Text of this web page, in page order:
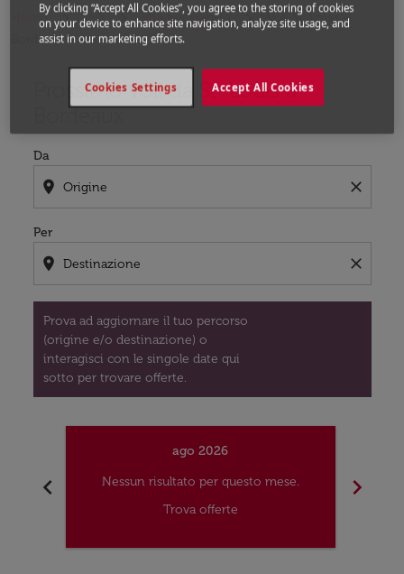
Home Voli Voli per Francia
Voli St. Louis -
Bordeaux
Prossimo voli da St. Louis a
Bordeaux
Da
location_on close
Per
location_on close
Prova ad aggiornare il tuo percorso
(origine e/o destinazione) o
interagisci con le singole date qui
sotto per trovare offerte.
Prova ad aggiornare il tuo percorso (origine e/o
chevron_left
ago 2026
Nessun risultato per questo mese.
Trova offerte
chevron_right
By clicking “Accept All Cookies”, you agree to the storing of cookies
on your device to enhance site navigation, analyze site usage, and
assist in our marketing efforts.
Accept All Cookies
Cookies Settings